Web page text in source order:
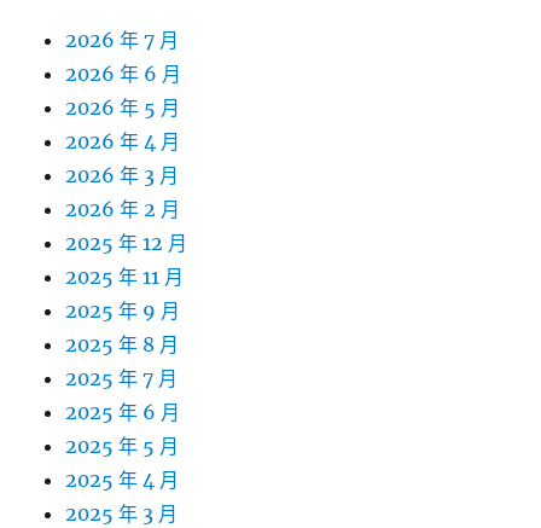
2026 年 7 月
2026 年 6 月
2026 年 5 月
2026 年 4 月
2026 年 3 月
2026 年 2 月
2025 年 12 月
2025 年 11 月
2025 年 9 月
2025 年 8 月
2025 年 7 月
2025 年 6 月
2025 年 5 月
2025 年 4 月
2025 年 3 月